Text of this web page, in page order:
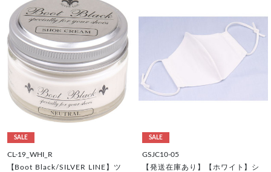
SALE
CL-19_WHI_R
【Boot Black/SILVER LINE】ツ
SALE
GSJC10-05
【発送在庫あり】【ホワイト】シ